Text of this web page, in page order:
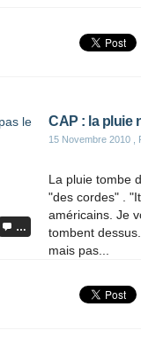
…
CAP : la pluie
15 Novembre 2010 ,
La pluie tombe
"des cordes" .
américains. Je
tombent
mais pas...